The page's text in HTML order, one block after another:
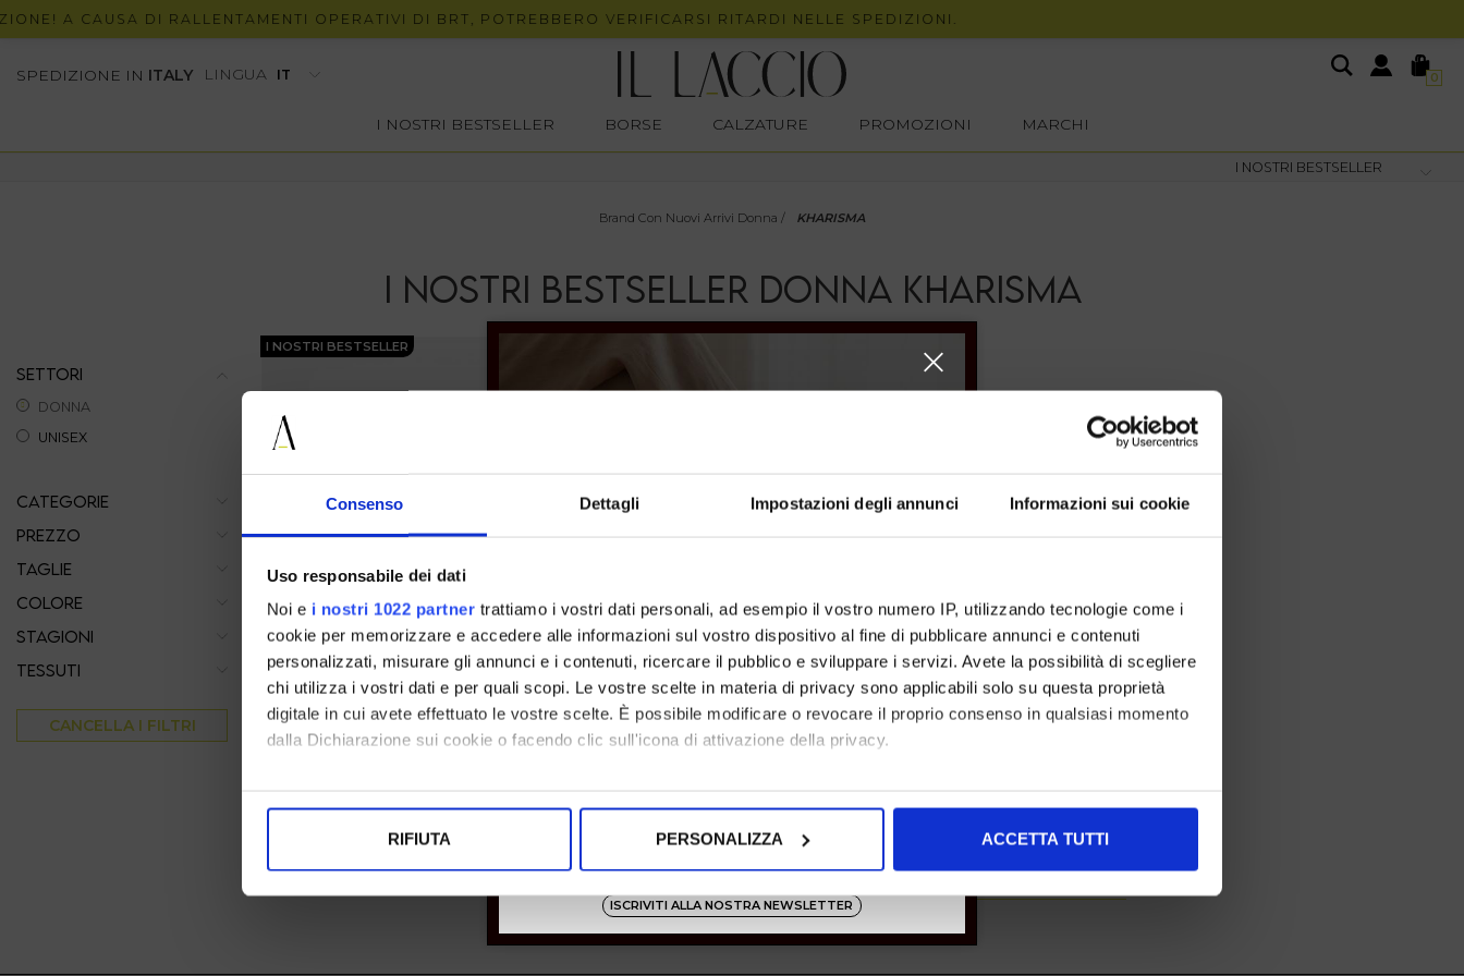
Consenso Dettagli Impostazioni degli annunci Informazioni sui cookie
Uso responsabile dei dati
Noi e i nostri 1022 partner trattiamo i vostri dati personali, ad esempio il vostro numero IP, utilizzando tecnologie come i
cookie per memorizzare e accedere alle informazioni sul vostro dispositivo al fine di pubblicare annunci e contenuti
personalizzati, misurare gli annunci e i contenuti, ricercare il pubblico e sviluppare i servizi. Avete la possibilità di scegliere
chi utilizza i vostri dati e per quali scopi. Le vostre scelte in materia di privacy sono applicabili solo su questa proprietà
digitale in cui avete effettuato le vostre scelte. È possibile modificare o revocare il proprio consenso in qualsiasi momento
dalla Dichiarazione sui cookie o facendo clic sull'icona di attivazione della privacy.
Con il tuo consenso, vorremmo anche:
Identificare il tuo dispositivo, scansionandolo attivamente alla ricerca di caratteristiche specifiche (impronte
digitali).
Approfondisci come vengono elaborati i tuoi dati personali e imposta le tue preferenze nella
sezione dettagli. Puoi
modificare o ritirare il tuo consenso in qualsiasi momento dalla Dichiarazione sui cookie.
RIFIUTA PERSONALIZZA ACCETTA TUTTI
A CAUSA DI RALLENTAMENTI OPERATIVI DI BRT, POTREBBERO VERIFICARSI RITARDI NELLE SPEDIZIONI.
SPEDIZIONE IN ITALY LINGUA 0
I NOSTRI BESTSELLER BORSE CALZATURE PROMOZIONI MARCHI
Brand Con Nuovi Arrivi Donna / KHARISMA
I NOSTRI BESTSELLER DONNA KHARISMA
SETTORI
DONNA
UNISEX
CATEGORIE
PREZZO
TAGLIE
COLORE
STAGIONI
TESSUTI
CANCELLA I FILTRI
I NOSTRI BESTSELLER
kharisma
35 36 37 38 39
€ 49.00
SHOW ITEMS1to1of1total
ISCRIVITI ALLA NOSTRA NEWSLETTER